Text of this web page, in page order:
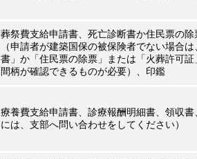
葬祭費支給申請書、死亡診断書か住民票の
（申請者が建築国保の被保険者でない場合
書」か「住民票の除票」または「火葬許可
間柄が確認できるものが必要）、印鑑
療養費支給申請書、診療報酬明細書、領収
には、支部へ問い合わせをしてください）